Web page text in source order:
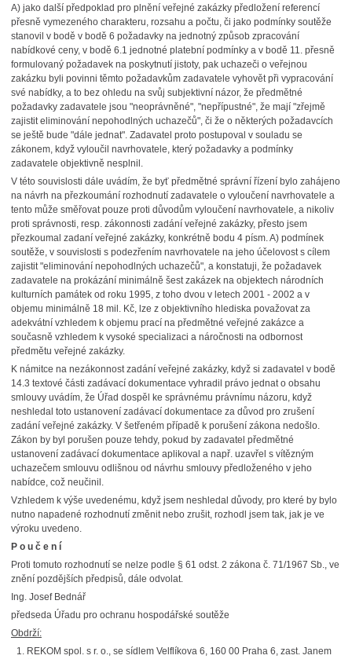
A) jako další předpoklad pro plnění veřejné zakázky předložení referencí
přesně vymezeného charakteru, rozsahu a počtu, či jako podmínky soutěže
stanovil v bodě v bodě 6 požadavky na jednotný způsob zpracování
nabídkové ceny, v bodě 6.1 jednotné platební podmínky a v bodě 11. přesně
formulovaný požadavek na poskytnutí jistoty, pak uchazeči o veřejnou
zakázku byli povinni těmto požadavkům zadavatele vyhovět při vypracování
své nabídky, a to bez ohledu na svůj subjektivní názor, že předmětné
požadavky zadavatele jsou "neoprávněné", "nepřípustné", že mají "zřejmě
zajistit eliminování nepohodlných uchazečů", či že o některých požadavcích
se ještě bude "dále jednat". Zadavatel proto postupoval v souladu se
zákonem, když vyloučil navrhovatele, který požadavky a podmínky
zadavatele objektivně nesplnil.
V této souvislosti dále uvádím, že byť předmětné správní řízení bylo zahájeno
na návrh na přezkoumání rozhodnutí zadavatele o vyloučení navrhovatele a
tento může směřovat pouze proti důvodům vyloučení navrhovatele, a nikoliv
proti správnosti, resp. zákonnosti zadání veřejné zakázky, přesto jsem
přezkoumal zadaní veřejné zakázky, konkrétně bodu 4 písm. A) podmínek
soutěže, v souvislosti s podezřením navrhovatele na jeho účelovost s cílem
zajistit "eliminování nepohodlných uchazečů", a konstatuji, že požadavek
zadavatele na prokázání minimálně šest zakázek na objektech národních
kulturních památek od roku 1995, z toho dvou v letech 2001 - 2002 a v
objemu minimálně 18 mil. Kč, lze z objektivního hlediska považovat za
adekvátní vzhledem k objemu prací na předmětné veřejné zakázce a
současně vzhledem k vysoké specializaci a náročnosti na odbornost
předmětu veřejné zakázky.
K námitce na nezákonnost zadání veřejné zakázky, když si zadavatel v bodě
14.3 textové části zadávací dokumentace vyhradil právo jednat o obsahu
smlouvy uvádím, že Úřad dospěl ke správnému právnímu názoru, když
neshledal toto ustanovení zadávací dokumentace za důvod pro zrušení
zadání veřejné zakázky. V šetřeném případě k porušení zákona nedošlo.
Zákon by byl porušen pouze tehdy, pokud by zadavatel předmětné
ustanovení zadávací dokumentace aplikoval a např. uzavřel s vítězným
uchazečem smlouvu odlišnou od návrhu smlouvy předloženého v jeho
nabídce, což neučinil.
Vzhledem k výše uvedenému, když jsem neshledal důvody, pro které by bylo
nutno napadené rozhodnutí změnit nebo zrušit, rozhodl jsem tak, jak je ve
výroku uvedeno.
P o u č e n í
Proti tomuto rozhodnutí se nelze podle § 61 odst. 2 zákona č. 71/1967 Sb., ve
znění pozdějších předpisů, dále odvolat.
Ing. Josef Bednář
předseda Úřadu pro ochranu hospodářské soutěže
Obdrží:
REKOM spol. s r. o., se sídlem Velflíkova 6, 160 00 Praha 6, zast. Janem